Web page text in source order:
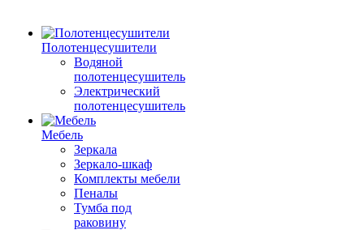
Полотенцесушители
Водяной
полотенцесушитель
Электрический
полотенцесушитель
Мебель
Зеркала
Зеркало-шкаф
Комплекты мебели
Пеналы
Тумба под
раковину